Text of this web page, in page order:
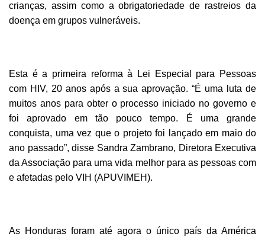
crianças, assim como a obrigatoriedade de rastreios da
doença em grupos vulneráveis.
Esta é a primeira reforma à Lei Especial para Pessoas
com HIV, 20 anos após a sua aprovação. “É uma luta de
muitos anos para obter o processo iniciado no governo e
foi aprovado em tão pouco tempo. É uma grande
conquista, uma vez que o projeto foi lançado em maio do
ano passado”, disse Sandra Zambrano, Diretora Executiva
da Associação para uma vida melhor para as pessoas com
e afetadas pelo VIH (APUVIMEH).
As Honduras foram até agora o único país da América